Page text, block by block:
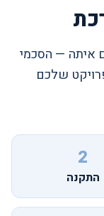
איתה — הסכמי
שלכם
2
התקנה